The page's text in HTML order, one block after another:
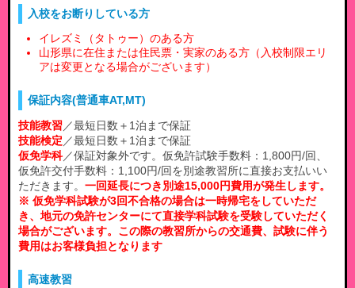
入校をお断りしている方
イレズミ（タトゥー）のある方
山形県に在住または住民票・実家のある方（入校制限エリ
アは変更となる場合がございます）
保証内容(普通車AT,MT)
技能教習／最短日数＋1泊まで保証
技能検定 ／最短日数＋1泊まで保証
仮免学科／保証対象外です。仮免許試験手数料：1,800円/回、
仮免許交付手数料：1,100円/回を別途教習所に直接お支払いい
ただきます。 一回延長につき別途15,000円費用が発生します。
※ 仮免学科試験が3回不合格の場合は一時帰宅をしていただ
き、地元の免許センターにて直接学科試験を受験していただく
場合がございます。この際の教習所からの交通費、試験に伴う
費用はお客様負担となります
高速教習